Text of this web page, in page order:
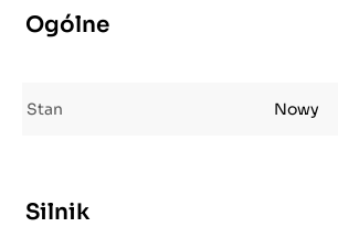
Ogólne
Stan Nowy
Silnik